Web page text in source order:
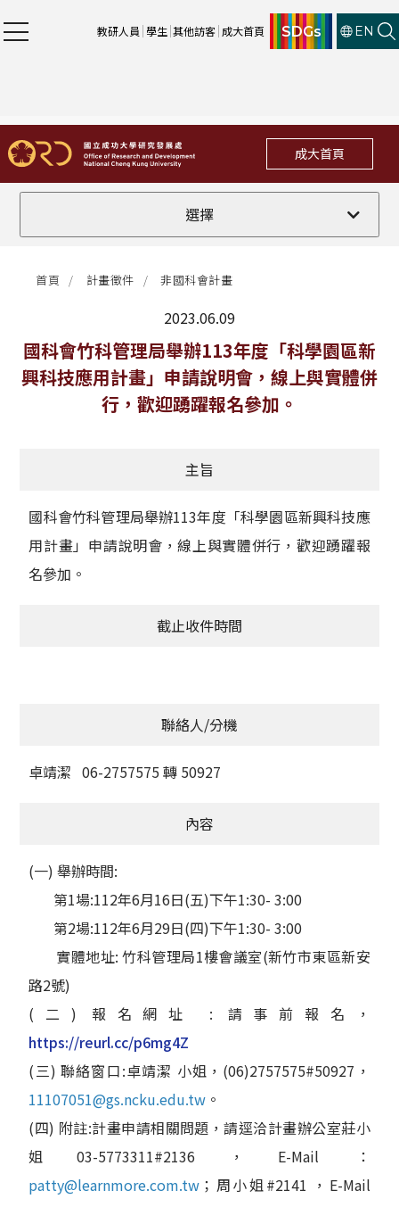
教研人員 學生 其他訪客 成大首頁 SDGs EN
成大首頁
選擇
全部
法規修訂
補助獎項
活動訊息
學術榮譽
其他
首頁 計畫徵件 非國科會計畫
2023.06.09
最新消息
國科會竹科管理局舉辦113年度「科學園區新
興科技應用計畫」申請說明會，線上與實體併
行，歡迎踴躍報名參加。
主旨
國科會竹科管理局舉辦113年度「科學園區新興科技應
用計畫」申請說明會，線上與實體併行，歡迎踴躍報
名參加。
截止收件時間
聯絡人/分機
卓靖潔 06-2757575 轉 50927
內容
(一) 舉辦時間:
第1場:112年6月16日(五)下午1:30- 3:00
第2場:112年6月29日(四)下午1:30- 3:00
實體地址: 竹科管理局1樓會議室(新竹市東區新安
路2號)
(二) 報名網址 : 請事前報名，
https://reurl.cc/p6mg4Z
(三) 聯絡窗口:卓靖潔 小姐，(06)2757575#50927，
11107051@gs.ncku.edu.tw 。
(四) 附註:計畫申請相關問題，請逕洽計畫辦公室莊小
姐03-5773311#2136，E-Mail ：
patty@learnmore.com.tw ；周小姐#2141 ，E-Mail